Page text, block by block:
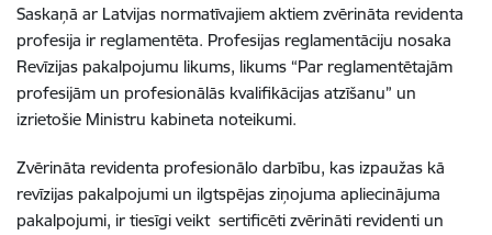
Saskaņā ar Latvijas normatīvajiem aktiem zvērināta revidenta
profesija ir reglamentēta. Profesijas reglamentāciju nosaka
Revīzijas pakalpojumu likums, likums “Par reglamentētajām
profesijām un profesionālās kvalifikācijas atzīšanu” un
izrietošie Ministru kabineta noteikumi.
Zvērināta revidenta profesionālo darbību, kas izpaužas kā
revīzijas pakalpojumi un ilgtspējas ziņojuma apliecinājuma
pakalpojumi, ir tiesīgi veikt sertificēti zvērināti revidenti un